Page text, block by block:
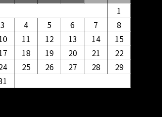
1
3 4 5 6 7
8
11 12 13 14
15
18 19 20 21
22
25 26 27 28
29